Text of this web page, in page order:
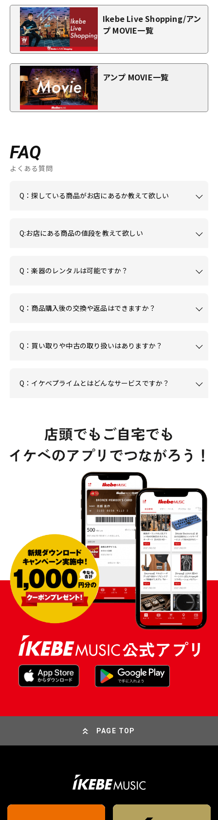
Ikebe Live Shopping/アン
プ MOVIE一覧
アンプ MOVIE一覧
FAQ
よくある質問
Q：探している商品がお店にあるか教えて欲しい
Q:お店にある商品の値段を教えて欲しい
Q：楽器のレンタルは可能ですか？
Q：商品購入後の交換や返品はできますか？
Q：買い取りや中古の取り扱いはありますか？
Q：イケベプライムとはどんなサービスですか？
PAGE TOP